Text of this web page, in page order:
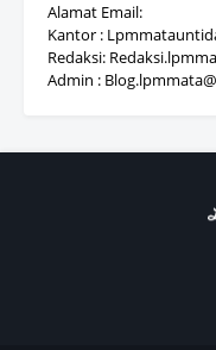
Alamat Email:
Kantor :
Redaksi:
Admin :